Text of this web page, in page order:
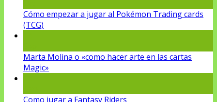
Cómo empezar a jugar al Pokémon Trading cards
(TCG)
Marta Molina o «como hacer arte en las cartas
Magic»
Como jugar a Fantasy Riders